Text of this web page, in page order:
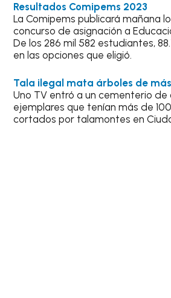
Resultados Comipems 2023
La Comipems publicará mañana
concurso de asignación a
De los 286 mil 582 estudiantes,
en las opciones que eligió.
Tala ilegal mata árboles de
Uno TV entró a un cementerio de
ejemplares que tenían más de
cortados por talamontes en